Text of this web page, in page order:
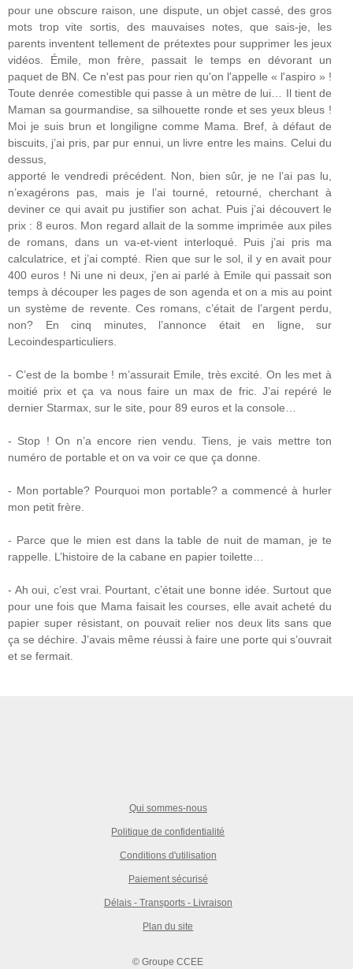
pour une obscure raison, une dispute, un objet cassé, des gros
mots trop vite sortis, des mauvaises notes, que sais-je, les
parents inventent tellement de prétextes pour supprimer les jeux
vidéos. Émile, mon frère, passait le temps en dévorant un
paquet de BN. Ce n'est pas pour rien qu'on l'appelle « l'aspiro » !
Toute denrée comestible qui passe à un mètre de lui… Il tient de
Maman sa gourmandise, sa silhouette ronde et ses yeux bleus !
Moi je suis brun et longiligne comme Mama. Bref, à défaut de
biscuits, j’ai pris, par pur ennui, un livre entre les mains. Celui du
dessus,
apporté le vendredi précédent. Non, bien sûr, je ne l’ai pas lu,
n’exagérons pas, mais je l’ai tourné, retourné, cherchant à
deviner ce qui avait pu justifier son achat. Puis j’ai découvert le
prix : 8 euros. Mon regard allait de la somme imprimée aux piles
de romans, dans un va-et-vient interloqué. Puis j’ai pris ma
calculatrice, et j’ai compté. Rien que sur le sol, il y en avait pour
400 euros ! Ni une ni deux, j’en ai parlé à Emile qui passait son
temps à découper les pages de son agenda et on a mis au point
un système de revente. Ces romans, c’était de l’argent perdu,
non? En cinq minutes, l’annonce était en ligne, sur
Lecoindesparticuliers.
- C’est de la bombe ! m’assurait Emile, très excité. On les met à
moitié prix et ça va nous faire un max de fric. J’ai repéré le
dernier Starmax, sur le site, pour 89 euros et la console…
- Stop ! On n’a encore rien vendu. Tiens, je vais mettre ton
numéro de portable et on va voir ce que ça donne.
- Mon portable? Pourquoi mon portable? a commencé à hurler
mon petit frère.
- Parce que le mien est dans la table de nuit de maman, je te
rappelle. L’histoire de la cabane en papier toilette…
- Ah oui, c’est vrai. Pourtant, c’était une bonne idée. Surtout que
pour une fois que Mama faisait les courses, elle avait acheté du
papier super résistant, on pouvait relier nos deux lits sans que
ça se déchire. J’avais même réussi à faire une porte qui s’ouvrait
et se fermait.
Qui sommes-nous
Politique de confidentialité
Conditions d'utilisation
Paiement sécurisé
Délais - Transports - Livraison
Plan du site
© Groupe CCEE